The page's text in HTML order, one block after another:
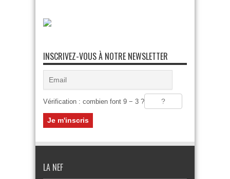
INSCRIVEZ-VOUS À NOTRE NEWSLETTER
Vérification : combien font 9 − 3 ?
LA NEF